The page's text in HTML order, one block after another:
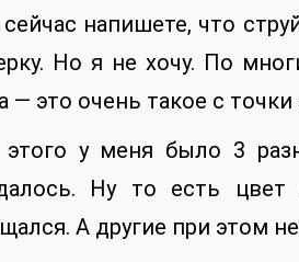
напишете, что
Но я не хочу. По
— это очень такое с точки
у меня было 3
Ну то есть цвет
А другие при этом